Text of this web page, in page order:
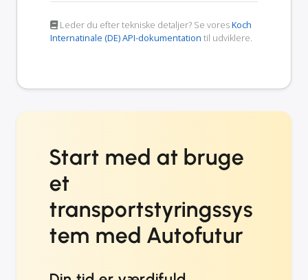
Leder du efter tekniske detaljer? Se voresKoch
Internatinale (DE) API-dokumentation til udviklere.
Start med at bruge
et
transportstyringssys
tem med Autofutur